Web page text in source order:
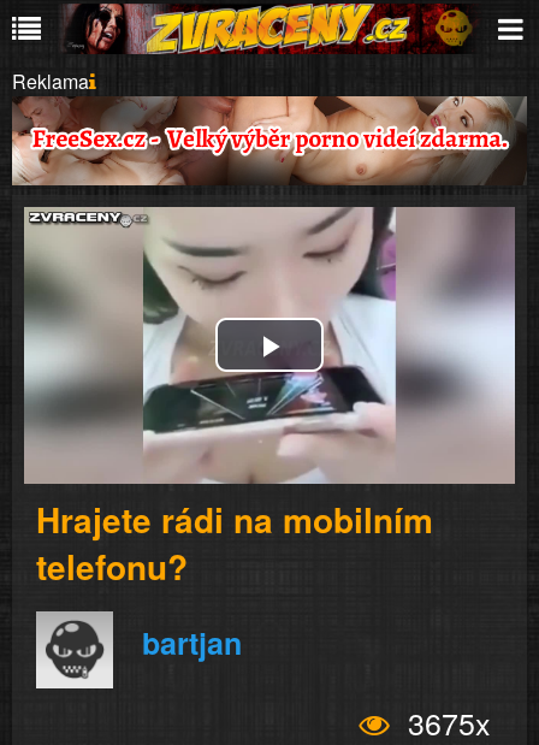
Reklama
Play
Video
Hrajete rádi na mobilním
telefonu?
bartjan
3675x